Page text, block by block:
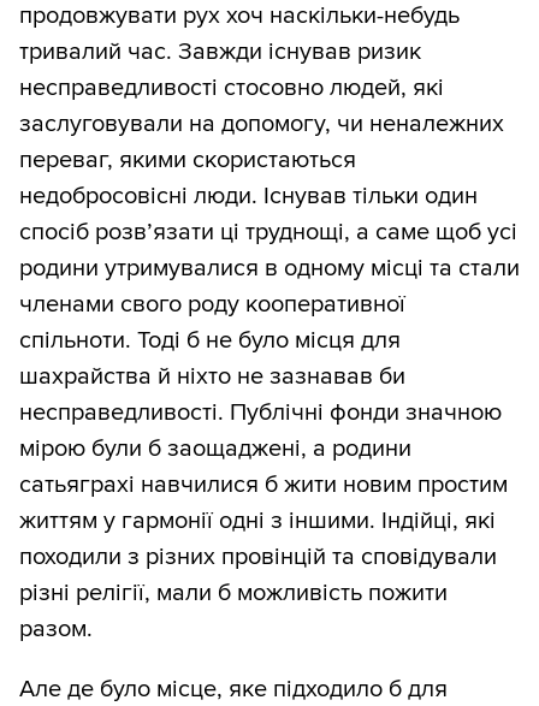
продовжувати рух хоч наскільки-небудь
тривалий час. Завжди існував ризик
несправедливості стосовно людей, які
заслуговували на допомогу, чи неналежних
переваг, якими скористаються
недобросовісні люди. Існував тільки один
спосіб розв’язати ці труднощі, а саме щоб усі
родини утримувалися в одному місці та стали
членами свого роду кооперативної
спільноти. Тоді б не було місця для
шахрайства й ніхто не зазнавав би
несправедливості. Публічні фонди значною
мірою були б заощаджені, а родини
сатьяграхі навчилися б жити новим простим
життям у гармонії одні з іншими. Індійці, які
походили з різних провінцій та сповідували
різні релігії, мали б можливість пожити
разом.
Але де було місце, яке підходило б для